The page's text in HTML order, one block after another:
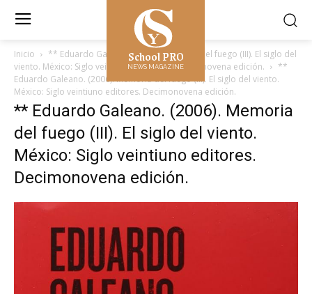
School PRO
NEWS MAGAZINE
Inicio
** Eduardo Galeano. (2006). Memoria del fuego (III). El siglo del
viento. México: Siglo veintiuno editores. Decimonovena edición.
**
Eduardo Galeano. (2006). Memoria del fuego (III). El siglo del viento.
México: Siglo veintiuno editores. Decimonovena edición.
** Eduardo Galeano. (2006). Memoria
del fuego (III). El siglo del viento.
México: Siglo veintiuno editores.
Decimonovena edición.